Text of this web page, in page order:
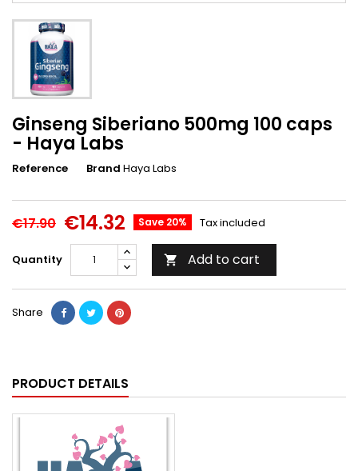
Ginseng Siberiano 500mg 100 caps
- Haya Labs
Reference Brand Haya Labs
€17.90 €14.32 Save 20% Tax included
Quantity  Add to cart
Share
PRODUCT DETAILS